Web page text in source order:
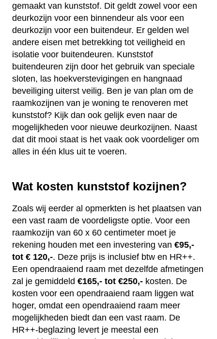
gemaakt van kunststof. Dit geldt zowel voor een
deurkozijn voor een binnendeur als voor een
deurkozijn voor een buitendeur. Er gelden wel
andere eisen met betrekking tot veiligheid en
isolatie voor buitendeuren. Kunststof
buitendeuren zijn door het gebruik van speciale
sloten, las hoekverstevigingen en hangnaad
beveiliging uiterst veilig. Ben je van plan om de
raamkozijnen van je woning te renoveren met
kunststof? Kijk dan ook gelijk even naar de
mogelijkheden voor nieuwe deurkozijnen. Naast
dat dit mooi staat is het vaak ook voordeliger om
alles in één klus uit te voeren.
Wat kosten kunststof kozijnen?
Zoals wij eerder al opmerkten is het plaatsen van
een vast raam de voordeligste optie. Voor een
raamkozijn van 60 x 60 centimeter moet je
rekening houden met een investering van €95,-
tot € 120,-. Deze prijs is inclusief btw en HR++.
Een opendraaiend raam met dezelfde afmetingen
zal je gemiddeld €165,- tot €250,- kosten. De
kosten voor een opendraaiend raam liggen wat
hoger, omdat een opendraaiend raam meer
mogelijkheden biedt dan een vast raam. De
HR++-beglazing levert je meestal een